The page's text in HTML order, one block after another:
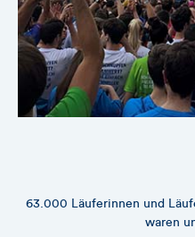
63.000 Läuferinnen und
waren